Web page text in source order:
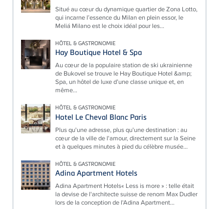
Situé au cœur du dynamique quartier de Zona Lotto,
qui incarne l’essence du Milan en plein essor, le
Meliá Milano est le choix idéal pour les...
HÔTEL & GASTRONOMIE
Hay Boutique Hotel & Spa
Au cœur de la populaire station de ski ukrainienne
de Bukovel se trouve le Hay Boutique Hotel &amp;
Spa, un hôtel de luxe d’une classe unique et, en
même...
HÔTEL & GASTRONOMIE
Hotel Le Cheval Blanc Paris
Plus qu'une adresse, plus qu'une destination : au
cœur de la ville de l'amour, directement sur la Seine
et à quelques minutes à pied du célèbre musée...
HÔTEL & GASTRONOMIE
Adina Apartment Hotels
Adina Apartment Hotels« Less is more » : telle était
la devise de l'architecte suisse de renom Max Dudler
lors de la conception de l'Adina Apartment...